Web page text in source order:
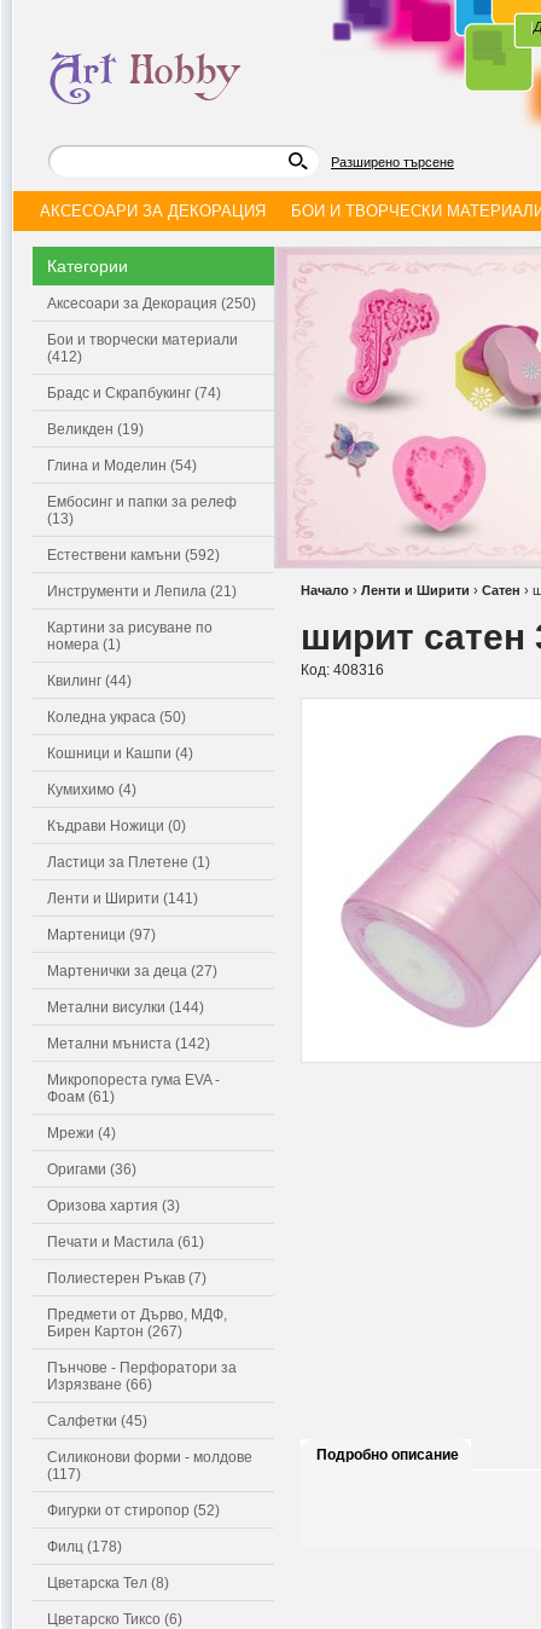
|
Разширено търсене
АКСЕСОАРИ ЗА ДЕКОРАЦИЯ БОИ И ТВОРЧЕСКИ
Категории
Аксесоари за Декорация (250)
Бои и творчески материали
(412)
Брадс и Скрапбукинг (74)
Великден (19)
Глина и Моделин (54)
Ембосинг и папки за релеф
(13)
Естествени камъни (592)
Инструменти и Лепила (21)
Картини за рисуване по
номера (1)
Квилинг (44)
Коледна украса (50)
Кошници и Кашпи (4)
Кумихимо (4)
Къдрави Ножици (0)
Ластици за Плетене (1)
Ленти и Ширити (141)
Мартеници (97)
Мартенички за деца (27)
Метални висулки (144)
Метални мъниста (142)
Микропореста гума EVA -
Фоам (61)
Мрежи (4)
Оригами (36)
Оризова хартия (3)
Печати и Мастила (61)
Полиестерен Ръкав (7)
Предмети от Дърво, МДФ,
Бирен Картон (267)
Пънчове - Перфоратори за
Изрязване (66)
Салфетки (45)
Силиконови форми - молдове
(117)
Фигурки от стиропор (52)
Филц (178)
Цветарска Тел (8)
Цветарско Тиксо (6)
Начало › Ленти и Ширити › Сатен ›
ширит сатен
Код: 408316
Подробно описание